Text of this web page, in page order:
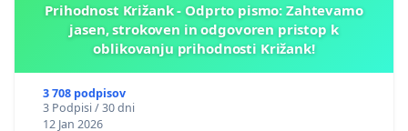
Prihodnost Križank - Odprto pismo: Zahtevamo
jasen, strokoven in odgovoren pristop k
oblikovanju prihodnosti Križank!
3 708 podpisov
3 Podpisi / 30 dni
12 Jan 2026